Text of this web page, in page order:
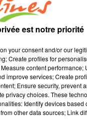
9
est notre priorité
your consent and/or our
Create profiles for
content performance;
improve services; Create
Ensure security, prevent
privacy choices. These
Identify devices based
other data sources; Link